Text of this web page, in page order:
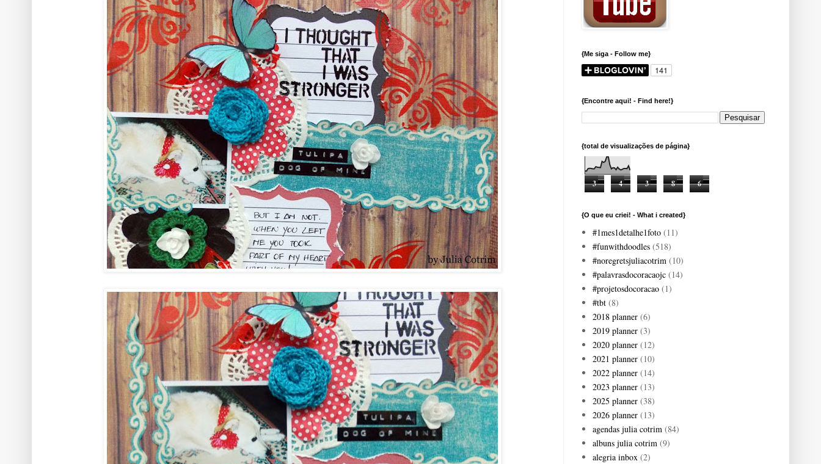
{Me siga - Follow me}
{Encontre aqui! - Find here!}
{total de visualizações de página}
3 4 3 8 6
{O que eu criei! - What i created}
#1mes1detalhe1foto (11)
#funwithdoodles (518)
#noregretsjuliacotrim (10)
#palavrasdocoracaojc (14)
#projetosdocoracao (1)
#tbt (8)
2018 planner (6)
2019 planner (3)
2020 planner (12)
2021 planner (10)
2022 planner (14)
2023 planner (13)
2025 planner (38)
2026 planner (13)
agendas julia cotrim (84)
albuns julia cotrim (9)
alegria inbox (2)